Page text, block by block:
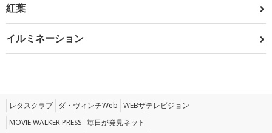
紅葉
イルミネーション
レタスクラブ ダ・ヴィンチWeb WEBザテレビジョン
MOVIE WALKER PRESS 毎日が発見ネット